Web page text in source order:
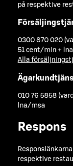
på respektive
0300 870 020
51 cent/min +
Alla
010 76 5858
lna/msa
Respons
respektive